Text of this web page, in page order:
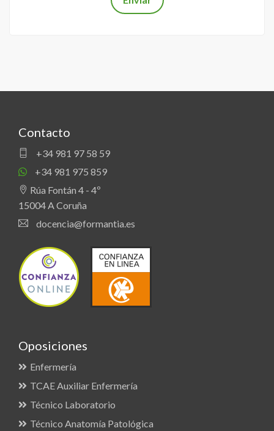
Contacto
+34 981 97 58 59
+34 981 975 859
Rúa Fontán 4 - 4º
15004 A Coruña
docencia@formantia.es
Oposiciones
Enfermería
TCAE Auxiliar Enfermería
Técnico Laboratorio
Técnico Anatomía Patológica